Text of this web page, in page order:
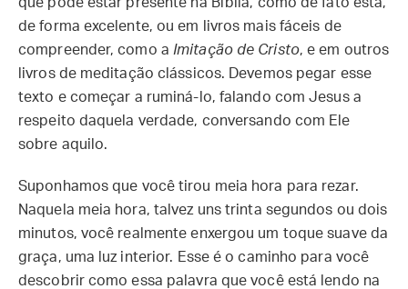
de forma excelente, ou em livros mais fáceis de
compreender, como a Imitação de Cristo, e em outros
livros de meditação clássicos. Devemos pegar esse
texto e começar a ruminá-lo, falando com Jesus a
respeito daquela verdade, conversando com Ele
sobre aquilo.
Suponhamos que você tirou meia hora para rezar.
Naquela meia hora, talvez uns trinta segundos ou dois
minutos, você realmente enxergou um toque suave da
graça, uma luz interior. Esse é o caminho para você
descobrir como essa palavra que você está lendo na